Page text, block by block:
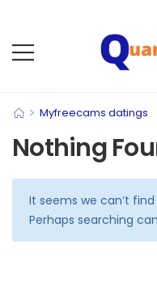
> Myfreecams datings
Nothing
It seems we can’t
Perhaps searching